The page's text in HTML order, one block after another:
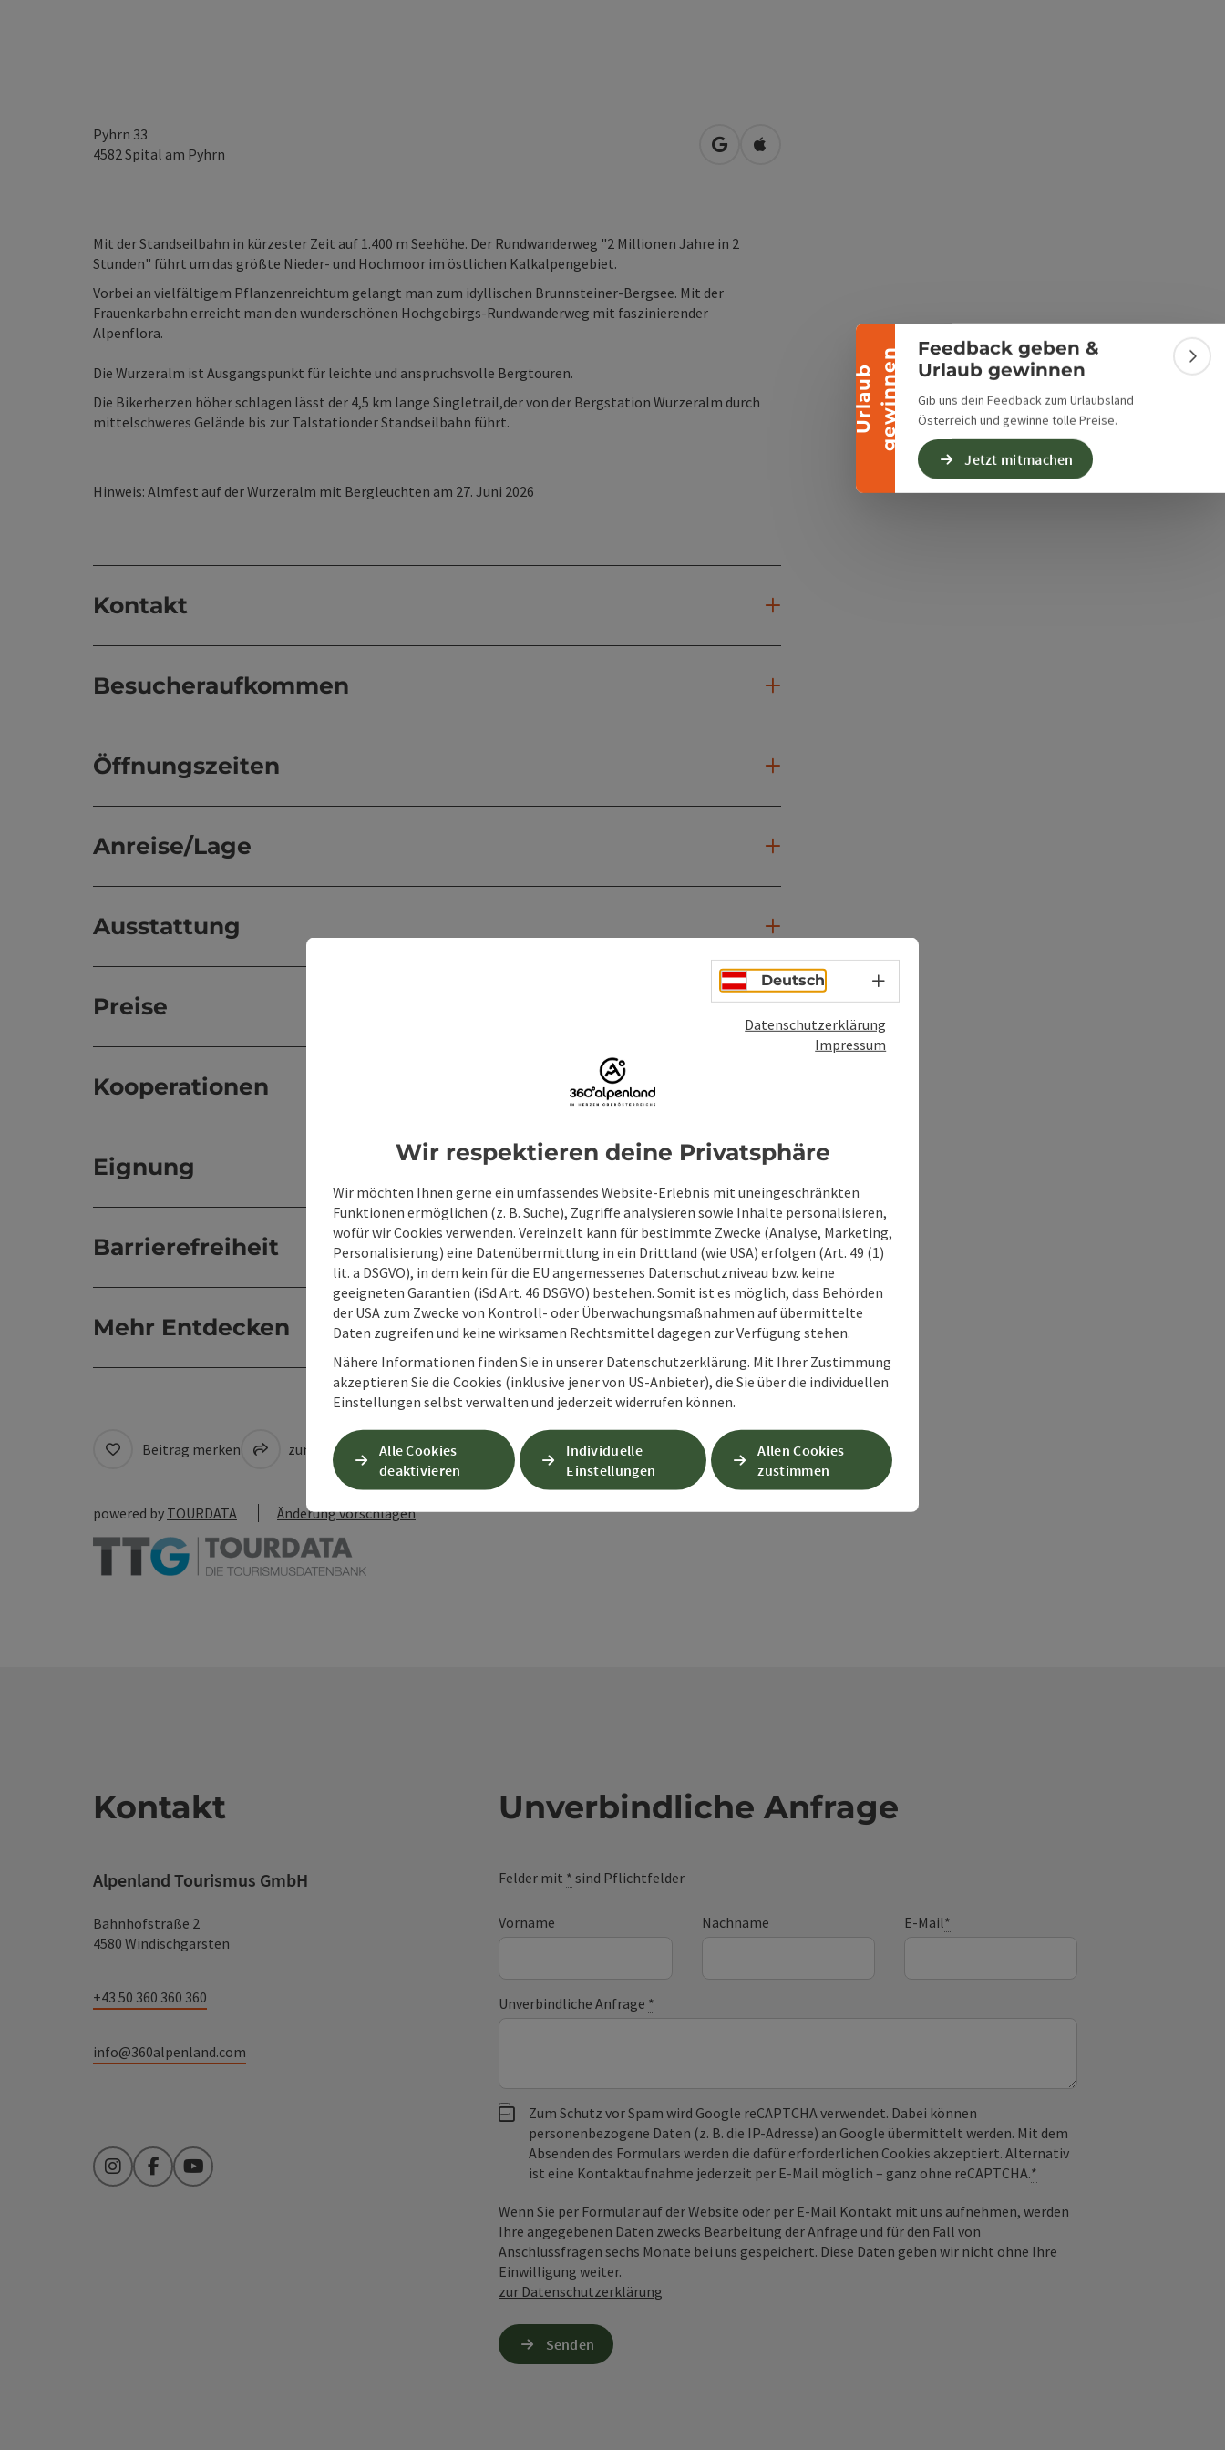
U
r
l
a
u
b
g
e
w
i
n
n
en
Banner einklappen
Feedback geben &
Urlaub gewinnen
Gib uns dein Feedback zum Urlaubsland
Österreich und gewinne tolle Preise.
Jetzt mitmachen
Pyhrn 33
4582Spital am Pyhrn in Google Maps öffnen
in Apple Maps öffnen
Mit der Standseilbahn in kürzester Zeit auf 1.400 m Seehöhe. Der Rundwanderweg "2 Millionen Jahre in 2
Stunden" führt um das größte Nieder- und Hochmoor im östlichen Kalkalpengebiet.
Vorbei an vielfältigem Pflanzenreichtum gelangt man zum idyllischen Brunnsteiner-Bergsee. Mit der
Frauenkarbahn erreicht man den wunderschönen Hochgebirgs-Rundwanderweg mit faszinierender
Alpenflora.
Die Wurzeralm ist Ausgangspunkt für leichte und anspruchsvolle Bergtouren.
Die Bikerherzen höher schlagen lässt der 4,5 km lange Singletrail,der von der Bergstation Wurzeralm durch
mittelschweres Gelände bis zur Talstationder Standseilbahn führt.
Hinweis: Almfest auf der Wurzeralm mit Bergleuchten am 27. Juni 2026
Kontakt
Besucheraufkommen
Öffnungszeiten
Anreise/Lage
Ausstattung
Preise
Kooperationen
Eignung
Barrierefreiheit
Mehr Entdecken
Beitrag merken zum Merkzettel PDF erstellen Beitrag drucken In der Nähe
powered by TOURDATA Änderung vorschlagen
Kontakt
Alpenland Tourismus GmbH
Bahnhofstraße 2
4580 Windischgarsten
+43 50 360 360 360
info@360alpenland.com
InstagramFacebookYouTube
Unverbindliche Anfrage
Felder mit * sind Pflichtfelder
Vorname Nachname E-Mail*
Unverbindliche Anfrage *
Zum Schutz vor Spam wird Google reCAPTCHA verwendet. Dabei können
personenbezogene Daten (z. B. die IP-Adresse) an Google übermittelt werden. Mit dem
Absenden des Formulars werden die dafür erforderlichen Cookies akzeptiert. Alternativ
ist eine Kontaktaufnahme jederzeit per E-Mail möglich – ganz ohne reCAPTCHA.*
Wenn Sie per Formular auf der Website oder per E-Mail Kontakt mit uns aufnehmen, werden
Ihre angegebenen Daten zwecks Bearbeitung der Anfrage und für den Fall von
Anschlussfragen sechs Monate bei uns gespeichert. Diese Daten geben wir nicht ohne Ihre
Einwilligung weiter.
zur Datenschutzerklärung
Senden
Deutsch Sprachwahl - Menü öffnen
Datenschutzerklärung
Impressum
Wir respektieren deine Privatsphäre
Wir möchten Ihnen gerne ein umfassendes Website-Erlebnis mit uneingeschränkten
Funktionen ermöglichen (z. B. Suche), Zugriffe analysieren sowie Inhalte personalisieren,
wofür wir Cookies verwenden. Vereinzelt kann für bestimmte Zwecke (Analyse, Marketing,
Personalisierung) eine Datenübermittlung in ein Drittland (wie USA) erfolgen (Art. 49 (1)
lit. a DSGVO), in dem kein für die EU angemessenes Datenschutzniveau bzw. keine
geeigneten Garantien (iSd Art. 46 DSGVO) bestehen. Somit ist es möglich, dass Behörden
der USA zum Zwecke von Kontroll- oder Überwachungsmaßnahmen auf übermittelte
Daten zugreifen und keine wirksamen Rechtsmittel dagegen zur Verfügung stehen.
Nähere Informationen finden Sie in unserer Datenschutzerklärung. Mit Ihrer Zustimmung
akzeptieren Sie die Cookies (inklusive jener von US-Anbieter), die Sie über die individuellen
Einstellungen selbst verwalten und jederzeit widerrufen können.
Alle Cookies
deaktivieren
Individuelle
Einstellungen
Allen Cookies
zustimmen